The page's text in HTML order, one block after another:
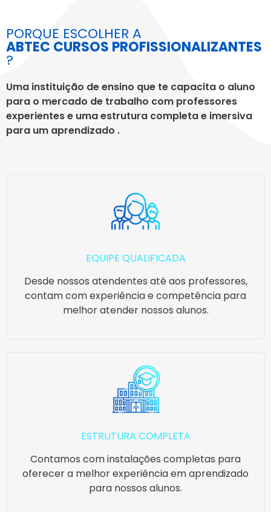
PORQUE ESCOLHER A
ABTEC CURSOS PROFISSIONALIZANTES
?
Uma instituição de ensino que te capacita o aluno
para o mercado de trabalho com professores
experientes e uma estrutura completa e imersiva
para um aprendizado .
EQUIPE QUALIFICADA
Desde nossos atendentes até aos professores,
contam com experiência e competência para
melhor atender nossos alunos.
ESTRUTURA COMPLETA
Contamos com instalações completas para
oferecer a melhor experiência em aprendizado
para nossos alunos.